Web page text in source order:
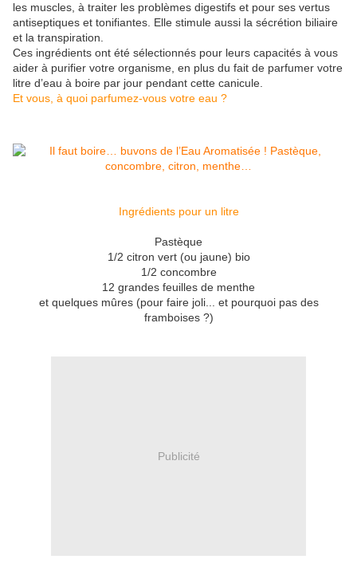
les muscles, à traiter les problèmes digestifs et pour ses vertus
antiseptiques et tonifiantes. Elle stimule aussi la sécrétion biliaire
et la transpiration.
Ces ingrédients ont été sélectionnés pour leurs capacités à vous
aider à purifier votre organisme, en plus du fait de parfumer votre
litre d’eau à boire par jour pendant cette canicule.
Et vous, à quoi parfumez-vous votre eau ?
Ingrédients pour un litre
Pastèque
1/2 citron vert (ou jaune) bio
1/2 concombre
12 grandes feuilles de menthe
et quelques mûres (pour faire joli... et pourquoi pas des
framboises ?)
Publicité